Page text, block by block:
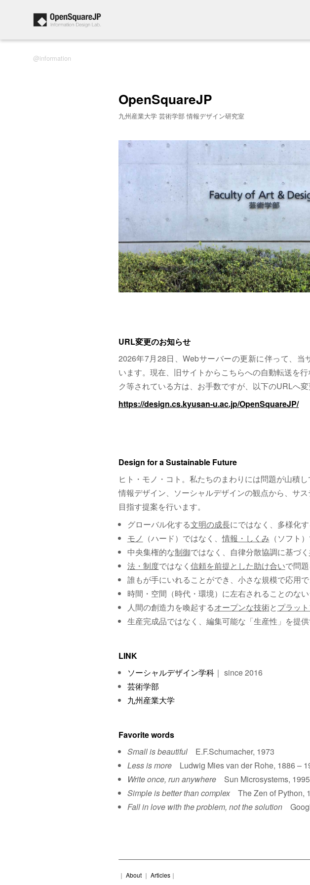
information
OpenSquareJP
九州産業大学 芸術学部 情報デザイン研究室
URL変更のお知らせ
2026年7月28日、Webサーバーの更新に伴って、当
います。現在、旧サイトからこちらへの自動転送を
ク等されている方は、お手数ですが、以下のURLへ変
https://design.cs.kyusan-u.ac.jp/OpenSquareJP/
Design for a Sustainable Future
ヒト・モノ・コト。私たちのまわりには問題が山積し
情報デザイン、ソーシャルデザインの観点から、サ
目指す提案を行います。
グローバル化する文明の成長にではなく、多様化
モノ （ハード）ではなく、情報・しくみ （ソフト
中央集権的な制御ではなく、自律分散協調に基づく
法・制度ではなく 信頼を前提とした助け合いで問
誰もが手にいれることができ、小さな規模で応用
時間・空間（時代・環境）に左右されることのな
人間の創造力を喚起するオープンな技術とプラッ
生産完成品ではなく、編集可能な「生産性」を提
LINK
ソーシャルデザイン学科｜ since 2016
芸術学部
九州産業大学
Favorite words
Small is beautifulE.F.Schumacher, 1973
Less is moreLudwig Mies van der Rohe, 1886 –
Write once, run anywhereSun Microsystems, 1995
Simple is better than complexThe Zen of Python,
Fall in love with the problem, not the solution
｜ About ｜ Articles ｜